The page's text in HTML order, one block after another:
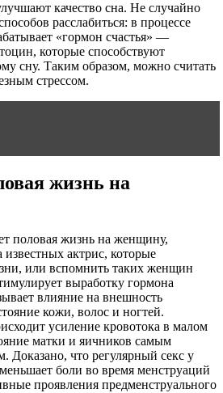
качество сна. Не случайно
расслабиться: в процессе
«гормон счастья» —
которые способствуют
сну. Таким образом, можно считать
стрессом.
жизнь на
половая жизнь на женщину,
известных актрис, которые
или вспомнить таких женщин
выработку гормона
влияние на внешность
кожи, волос и ногтей.
усиление кровотока в малом
матки и яичников самым
Доказано, что регулярный секс у
боли во время менструаций
проявления предменструального